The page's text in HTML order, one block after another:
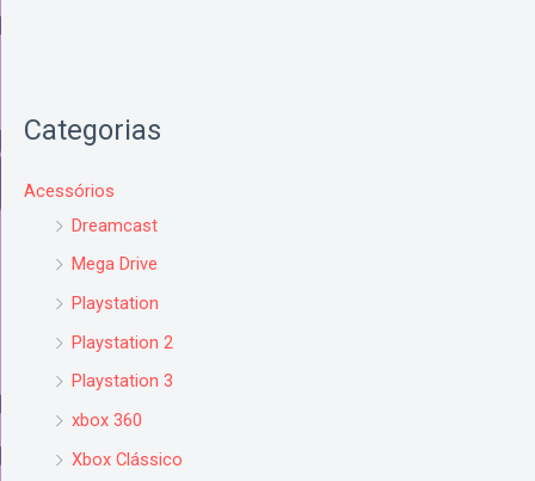
Categorias
Acessórios
Dreamcast
Mega Drive
Playstation
Playstation 2
Playstation 3
xbox 360
Xbox Clássico